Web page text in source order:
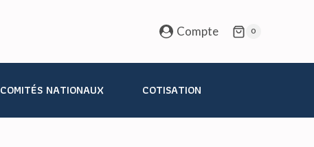
Compte 0
COMITÉS NATIONAUX COTISATION